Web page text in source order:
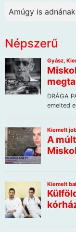
Amúgy is
Népszerű